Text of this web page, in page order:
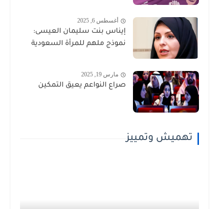
أغسطس 6, 2025
إيناس بنت سليمان العيسى:
نموذج ملهم للمرأة السعودية
مارس 19, 2025
صراع النواعم يعيق التمكين
تهميش وتمييز